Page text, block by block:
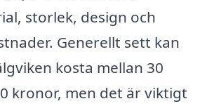
storlek, design och
Generellt sett kan
kosta mellan 30
kronor, men det är viktigt